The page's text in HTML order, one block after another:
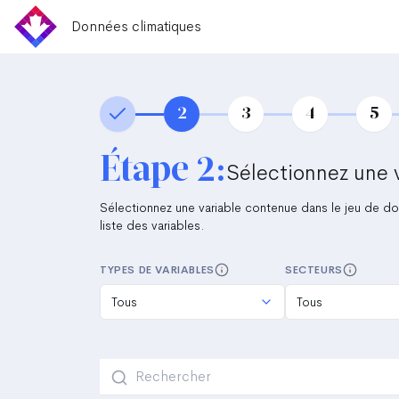
Données climatiques
2 3 4 5
Étape 2:Sélectionnez une
Sélectionnez une variable contenue dans le jeu de
liste des variables.
TYPES DE VARIABLES
Tous
SECTEURS
Tous
Rechercher des variables